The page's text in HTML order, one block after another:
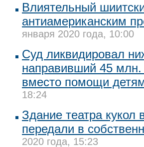
Влиятельный
антиамериканским
января 2020 года, 10:00
Суд ликвидировал
направивший 45
вместо помощи
18:24
Здание театра кукол
передали в
2020 года, 15:23